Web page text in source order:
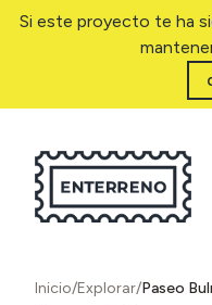
Si este proyecto te ha
Inicio/Explorar/Paseo